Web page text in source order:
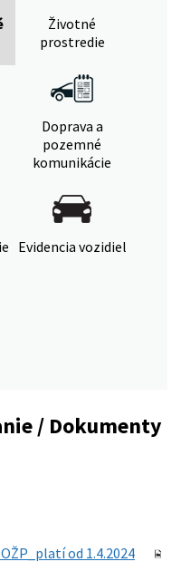
Životné
prostredie
Doprava a
pozemné
komunikácie
Evidencia vozidiel
/ Dokumenty
od 1.4.2024